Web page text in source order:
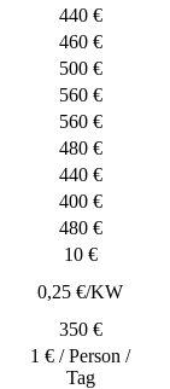
440 €
460 €
500 €
560 €
560 €
480 €
440 €
400 €
480 €
10 €
0,25 €/KW
350 €
1 € / Person /
Tag